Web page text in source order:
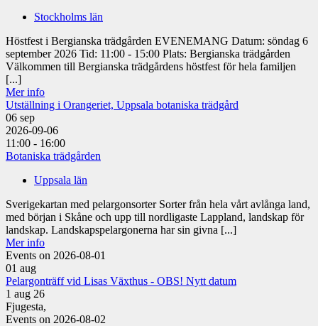
Stockholms län
Höstfest i Bergianska trädgården EVENEMANG Datum: söndag 6
september 2026 Tid: 11:00 - 15:00 Plats: Bergianska trädgården
Välkommen till Bergianska trädgårdens höstfest för hela familjen
[...]
Mer info
Utställning i Orangeriet, Uppsala botaniska trädgård
06 sep
2026-09-06
11:00 - 16:00
Botaniska trädgården
Uppsala län
Sverigekartan med pelargonsorter Sorter från hela vårt avlånga land,
med början i Skåne och upp till nordligaste Lappland, landskap för
landskap. Landskapspelargonerna har sin givna [...]
Mer info
Events on 2026-08-01
01 aug
Pelargonträff vid Lisas Växthus - OBS! Nytt datum
1 aug 26
Fjugesta,
Events on 2026-08-02